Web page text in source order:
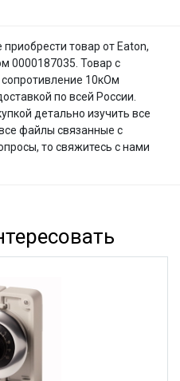
товар от Eaton,
0000187035. Товар с
10кОм
по всей России.
детально изучить все
файлы связанные с
то свяжитесь с нами